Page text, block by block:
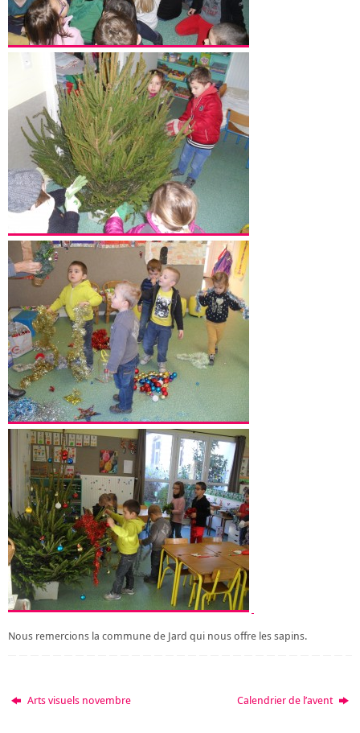
Nous remercions la commune de Jard qui nous offre les sapins.
Arts visuels novembre Calendrier de l’avent